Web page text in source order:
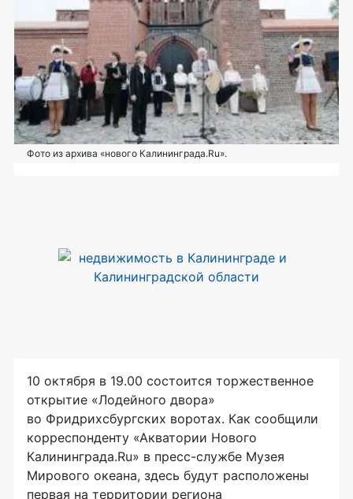
Фото из архива «нового Калининграда.Ru».
10 октября в 19.00 состоится торжественное
открытие «Лодейного двора»
во Фридрихсбургских воротах. Как сообщили
корреспонденту «Акватории Нового
Калининграда.Ru» в пресс-службе Музея
Мирового океана, здесь будут расположены
первая на территории региона